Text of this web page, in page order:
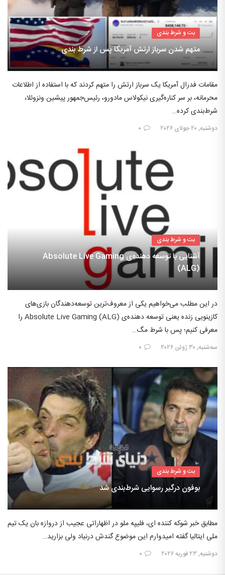
بت و شرط بندی
متهم شدن سرباز ارتش آمریکا پس از شرط بندی
مقامات فدرال آمریکا یک سرباز ارتش را متهم کردند که با استفاده از اطلاعات
محرمانه، بر سر کناره‌گیری نیکولاس مادورو، رئیس‌جمهور پیشین ونزوئلا،
شرط‌بندی کرده…
دوشنبه, ۲۰ جولای ۲۰۲۶ ۰
بت و شرط بندی
آشنایی با توسعه دهنده‌ی Absolute Live Gaming
(ALG)
در این مطلب می‌خواهیم یکی از معروف‌ترین توسعه‌دهندگان بازی‌های
کازینویی زنده یعنی توسعه دهنده‌ی Absolute Live Gaming (ALG) را
معرفی کنیم؛ پس با شرط مگ…
سه‌شنبه, ۳۰ ژوئن ۲۰۲۶ ۰
بت و شرط بندی
بوفون درگیر رسوایی شرط‌بندی شد
مطابق خبر شوکه کننده ای، فلیپه ملو در اظهاراتی عجیب از دروازه بان یک تیم
ملی ایتالیا گفته امیدوارم این موضوع گندش درنیاد ولی بزارید…
دوشنبه, ۲۳ فوریه ۲۰۲۶ ۰